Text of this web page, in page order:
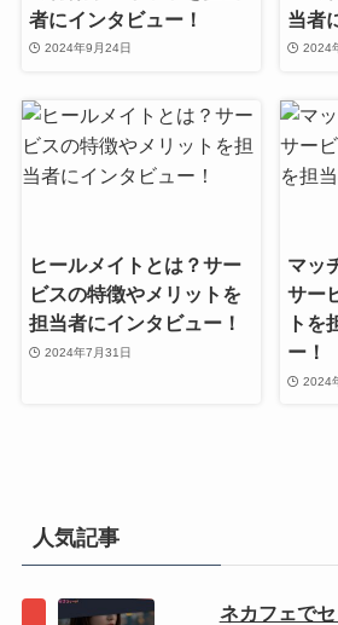
者にインタビュー！
2024年9月24日
当者
2024
ヒールメイトとは？サー
ビスの特徴やメリットを
担当者にインタビュー！
2024年7月31日
マッ
サー
トを
ー！
2024
人気記事
ネカフェで